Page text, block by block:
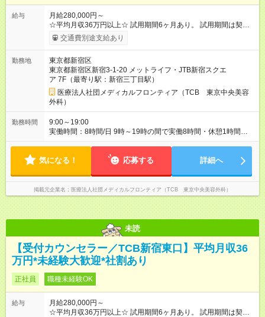
給与
月給280,000円～
☆平均月収36万円以上☆ 試用期間6ヶ月あり。 試用期間は契約
社員として、月給26万円となります。 ＜試用期間終了後＞ 月給
28万円+インセンティブ（平均8万円）+残業代等 ＝平均月収36
次昇給制度アリ】 年次昇給制度で毎年月給が上がっていくので
役職につかない場合でもしっかり昇給♪ 【試用期間】試用期間あ
り 試用期間の長さ：6ヶ月 ※ 雇用形態と給与に、本採用時と異
なる部分があります。 雇用形態：中途採用（契約社員） 給与：
月給 260,000円以上
交通費別途支給あり
勤務地
東京都新宿区
東京都新宿区新宿3-1-20 メットライフ・JTB新宿スクエ
ア 7F（最寄り駅：新宿三丁目駅）
医療法人社団メディカルフロンティア（TCB 東京中央美容
外科）
勤務時間
9:00～19:00
実働時間：8時間/日 9時～19時の間で実働8時間・休憩1時間
【残業ほぼ無し！】 残業月平均3時間のため、ほぼ毎日定時で退
気になる！ 応募する 詳細へ
掲載元企業名 医療法人社団メディカルフロンティア（TCB 東京中央美容外科）
未読
【受付カウンセラー／TCB新宿東口】平均月収36
万円*未経験大歓迎*社割あり
正社員 職種未経験OK
給与
月給280,000円～
☆平均月収36万円以上☆ 試用期間6ヶ月あり。 試用期間は契約